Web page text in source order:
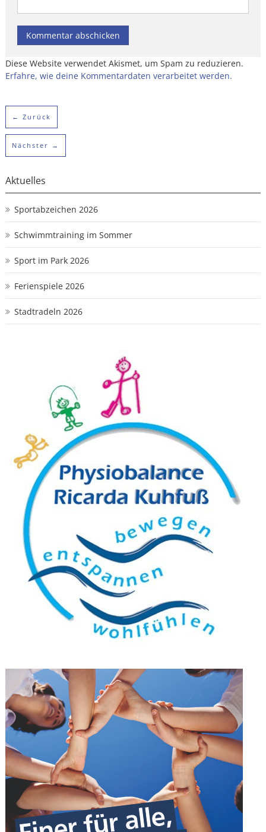
Diese Website verwendet Akismet, um Spam zu reduzieren.
Erfahre, wie deine Kommentardaten verarbeitet werden.
← Zurück
Nächster →
Aktuelles
Sportabzeichen 2026
Schwimmtraining im Sommer
Sport im Park 2026
Ferienspiele 2026
Stadtradeln 2026